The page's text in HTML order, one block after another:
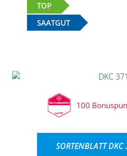
TOP
SAATGUT
100
SORTENBLATT